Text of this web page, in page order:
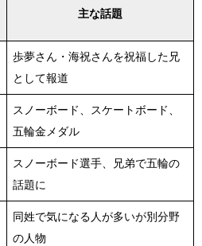
主な話題
歩夢さん・海祝さんを祝福した兄
として報道
スノーボード、スケートボード、
五輪金メダル
スノーボード選手、兄弟で五輪の
話題に
同姓で気になる人が多いが別分野
の人物